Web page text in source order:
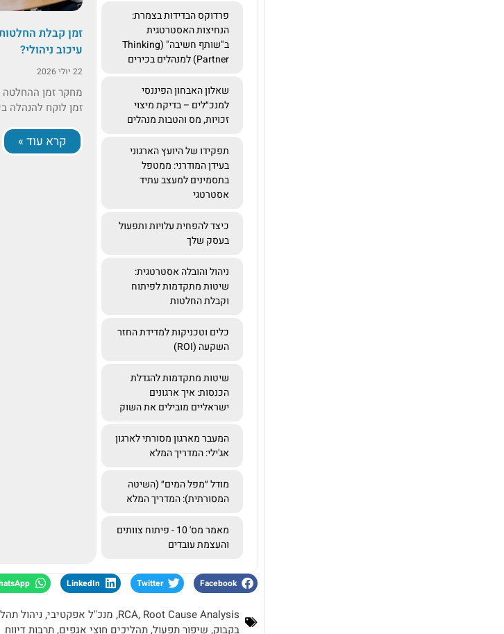
פרדוקס הבדידות בצמרת:
הנחיצות האסטרטגית
ב"שותף חשיבה" (Thinking
Partner) למנהלים בכירים
שאלון האבחון הפיננסי
למנכ״לים – בדיקת מיצוי
זכויות, מס והטבות מנהלים
תפקידו של היועץ הארגוני
בעידן המודרני: ממטפל
בתסמינים למעצב עתיד
אסטרטגי
כיצד להפחית עלויות ותפעול
בעסק שלך
ניהול והובלה אסטרטגית:
שיטות מתקדמות לפיתוח
וקבלת החלטות
כלים וטכניקות למדידת החזר
השקעה (ROI)
שיטות מתקדמות להגדלת
הכנסות: איך ארגונים
ישראליים מובילים את השוק
המעבר מארגון מסורתי לארגון
אג'ילי: המדריך המלא
מודל ״מפל המים״ (השיטה
המסורתית): המדריך המלא
מאמר מס' 10 - פיתוח צוותים
והעצמת עובדים
זמן קבלת
עיכוב ניהולי?
22 יולי 2026
מחקר זמן ההחלטה
זמן לוקח להנהלה
קרא עוד »
Facebook
Twitter
LinkedIn
RCA, Root Cause Analysis
, מנכ"ל אפקטיבי, ניהול
בקבוק, שיפור תפעול,תהליכים חוצי אגפים,תרבות דיווח